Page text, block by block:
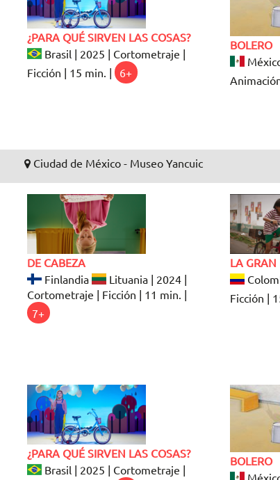
¿PARA QUÉ SIRVEN LAS COSAS?
Brasil | 2025 | Cortometraje |
Ficción | 15 min. |
6+
BOLERO
Ciudad de México - Museo Yancuic
DE CABEZA
Finlandia
Lituania | 2024 |
Cortometraje | Ficción | 11 min. |
7+
LA
Ficción |
¿PARA QUÉ SIRVEN LAS COSAS?
Brasil | 2025 | Cortometraje |
BOLERO